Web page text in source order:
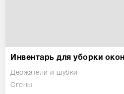
Инвентарь для уборки окон
Держатели и шубки
Сгоны